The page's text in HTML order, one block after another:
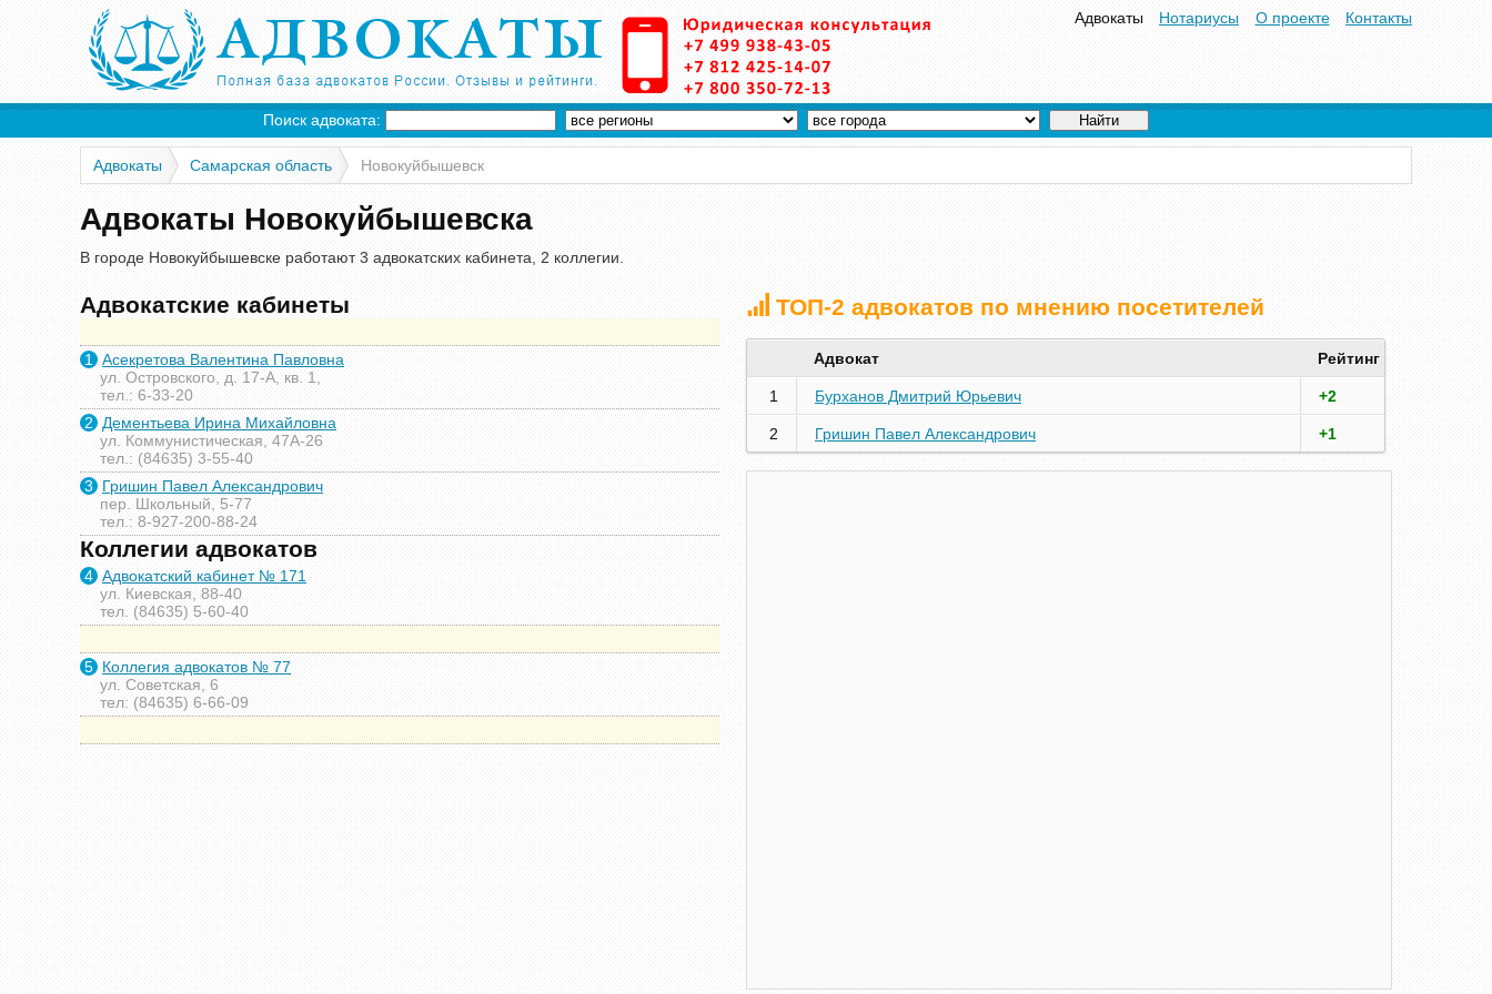
Адвокаты Нотариусы О проекте Контакты
Поиск адвоката:
Адвокаты Самарская область Новокуйбышевск
Адвокаты Новокуйбышевска
В городе Новокуйбышевске работают 3 адвокатских кабинета, 2 коллегии.
Адвокатские кабинеты
1
Асекретова Валентина Павловна
ул. Островского, д. 17-А, кв. 1,
тел.: 6-33-20
2 Дементьева Ирина Михайловна
ул. Коммунистическая, 47А-26
тел.: (84635) 3-55-40
3
Гришин Павел Александрович
пер. Школьный, 5-77
тел.: 8-927-200-88-24
Коллегии адвокатов
4 Адвокатский кабинет № 171
ул. Киевская, 88-40
тел. (84635) 5-60-40
5 Коллегия адвокатов № 77
ул. Советская, 6
тел: (84635) 6-66-09
ТОП-2 адвокатов по мнению посетителей
Адвокат Рейтинг
1 Бурханов Дмитрий Юрьевич +2
2 Гришин Павел Александрович +1